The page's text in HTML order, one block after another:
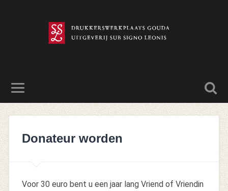
Donateur worden
Voor 30 euro bent u een jaar lang Vriend of Vriendin